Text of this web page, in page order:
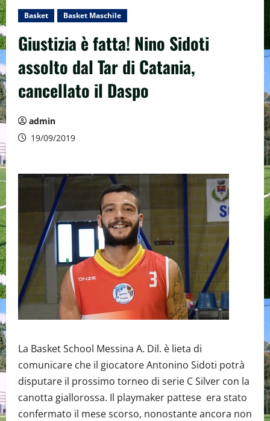
Basket Basket Maschile
Giustizia è fatta! Nino Sidoti
assolto dal Tar di Catania,
cancellato il Daspo
admin
19/09/2019
La Basket School Messina A. Dil. è lieta di
comunicare che il giocatore Antonino Sidoti potrà
disputare il prossimo torneo di serie C Silver con la
canotta giallorossa. Il playmaker pattese era stato
confermato il mese scorso, nonostante ancora non